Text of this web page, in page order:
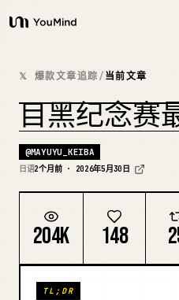
YouMind
概览
使用案例
技能
提示词
𝕏 爆款文章追踪/当前文章
目黑纪念赛
@MAYUYU_KEIBA
日语2个月前 · 2026年5月30日
204K 148
TL;DR